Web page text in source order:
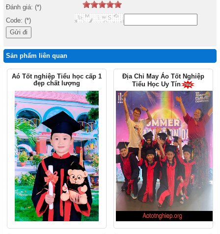
Đánh giá: (*)
Code: (*)
Sản phẩm liên quan
Aó Tốt nghiệp Tiểu học cấp 1
đẹp chất lượng
Địa Chỉ May Áo Tốt Nghiệp
Tiểu Học Uy Tín